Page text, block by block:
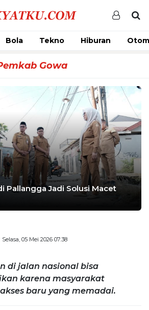
Bola Tekno Hiburan
Gowa
Pallangga Jadi Solusi Macet
Selasa, 05 Mei 2026 07:38
di jalan nasional bisa
karena masyarakat
baru yang memadai.